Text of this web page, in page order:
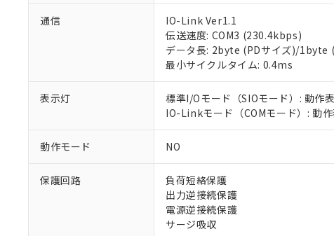
通信
IO-Link Ver1.1
伝送速度: COM3 (230.4kbps)
データ長: 2byte (PDサイズ)/1byte
最小サイクルタイム: 0.4ms
表示灯
標準I/Oモード（SIOモード）: 動作
IO-Linkモード（COMモード）: 動
動作モード NO
保護回路
負荷短絡保護
出力逆接続保護
電源逆接続保護
サージ吸収
ご利用条件
以下の条件をお読みい
※1 対応状況
対応済み：EU
対応予定：EU RoHS
対応予定なし：EU
調査・確認中：EU
非該当品：ライセンス
仕入先様の事情により
があります。
鉛(Pb) 1000ppm以下、 水銀
六価クロム(Cr(Ⅵ)) 1000ppm
フタル酸ビス(2-エチルヘキ
ル（DBP） 1000ppm以下、
但し、RoHS指令で産業用監
※1 中国RoHS○×
「－」：未確認です。
*中国RoHS10物質の基準値
Pb(鉛) :1000ppm、 Hg(水銀)
Cr(Ⅵ)(六価クロム) :